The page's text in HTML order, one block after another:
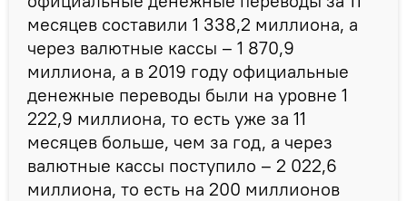
месяцев составили 1 338,2 миллиона, а
через валютные кассы – 1 870,9
миллиона, а в 2019 году официальные
денежные переводы были на уровне 1
222,9 миллиона, то есть уже за 11
месяцев больше, чем за год, а через
валютные кассы поступило – 2 022,6
миллиона, то есть на 200 миллионов